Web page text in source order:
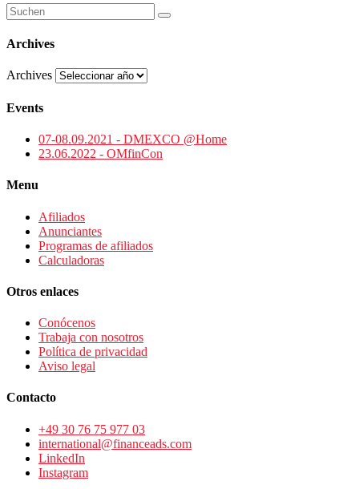
Archives
Archives
Events
07-08.09.2021 - DMEXCO @Home
23.06.2022 - OMfinCon
Menu
Afiliados
Anunciantes
Programas de afiliados
Calculadoras
Otros enlaces
Conócenos
Trabaja con nosotros
Política de privacidad
Aviso legal
Contacto
+49 30 76 75 977 03
international@financeads.com
LinkedIn
Instagram